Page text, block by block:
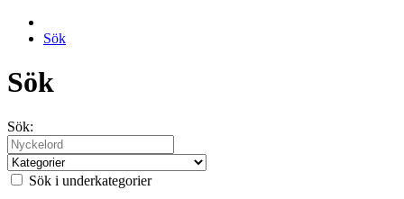
Sök
Sök
Sök:
Sök i underkategorier